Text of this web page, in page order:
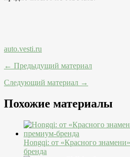
auto.vesti.ru
← Предыдущий материал
Следующий материал →
Похожие материалы
Hongqi: от «Красного
бренда